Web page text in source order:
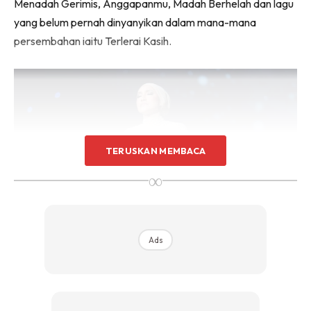
Menadah Gerimis, Anggapanmu, Madah Berhelah dan lagu
yang belum pernah dinyanyikan dalam mana-mana
persembahan iaitu Terlerai Kasih.
TERUSKAN MEMBACA
∞
Ads